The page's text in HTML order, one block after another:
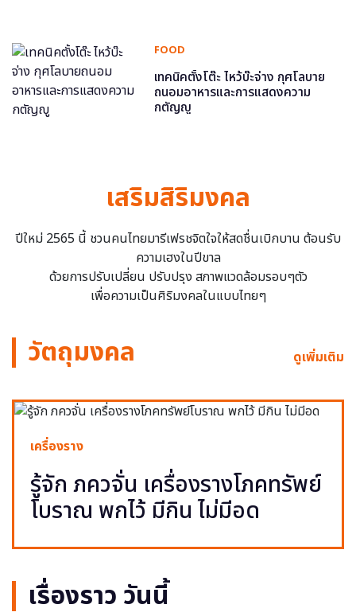
FOOD
เทคนิคตั้งโต๊ะ ไหว้บ๊ะจ่าง กุศโลบาย
ถนอมอาหารและการแสดงความ
กตัญญู
เสริมสิริมงคล
ปีใหม่ 2565 นี้ ชวนคนไทยมารีเฟรชจิตใจให้สดชื่นเบิกบาน ต้อนรับ
ความเฮงในปีขาล
ด้วยการปรับเปลี่ยน ปรับปรุง สภาพแวดล้อมรอบๆตัว
เพื่อความเป็นศิริมงคลในแบบไทยๆ
วัตถุมงคล ดูเพิ่มเติม
เครื่องราง
รู้จัก ภควจั่น เครื่องรางโภคทรัพย์
โบราณ พกไว้ มีกิน ไม่มีอด
เรื่องราว วันนี้